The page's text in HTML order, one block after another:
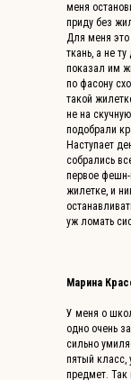
меня
приду без
Для меня
ткань, а не
показал им
по фасону
такой
не на
подобрали
Наступает
собрались
первое
жилетке, и
уж ломать
Марина
У меня о
одно очень
сильно
пятый класс,
предмет. Так